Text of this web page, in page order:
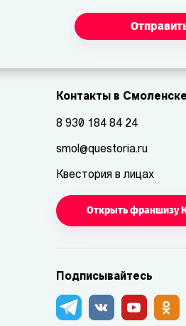
Контакты в Смоленске
8 930 184 84 24
smol@questoria.ru
Квестория в лицах
Открыть франшизу
Подписывайтесь